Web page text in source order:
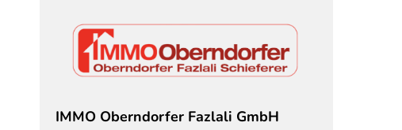
IMMO Oberndorfer Fazlali GmbH